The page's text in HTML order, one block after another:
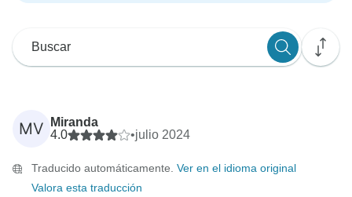
MV
Miranda
4.0
•julio 2024
Traducido automáticamente. Ver en el idioma original
Valora esta traducción